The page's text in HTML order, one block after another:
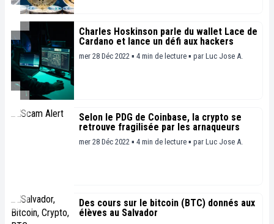
Charles Hoskinson parle du wallet Lace de
Cardano et lance un défi aux hackers
mer 28 Déc 2022 ▪ 4 min de lecture ▪ par Luc Jose A.
Selon le PDG de Coinbase, la crypto se
retrouve fragilisée par les arnaqueurs
mer 28 Déc 2022 ▪ 4 min de lecture ▪ par Luc Jose A.
Des cours sur le bitcoin (BTC) donnés aux
élèves au Salvador